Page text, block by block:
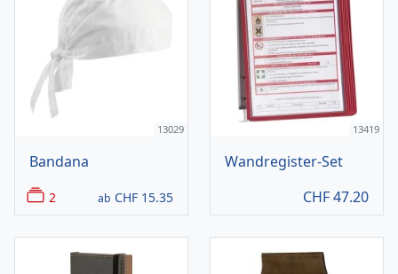
13029
Bandana
2 ab CHF 15.35
13419
Wandregister-Set
CHF47.20